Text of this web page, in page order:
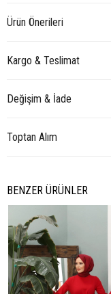
Ürün Önerileri
Kargo & Teslimat
Değişim & İade
Toptan Alım
BENZER ÜRÜNLER